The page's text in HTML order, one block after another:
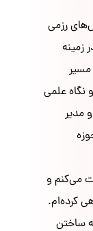
رزمی
زمینه
نگاه علمی
مدیر
می‌کنم و
کرده‌ام.
ساختن